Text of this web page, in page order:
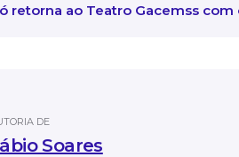
retorna ao Teatro Gacemss
DE
Soares